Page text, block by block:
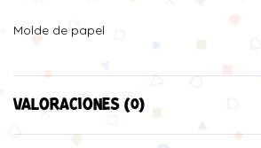
Molde de papel
VALORACIONES (0)